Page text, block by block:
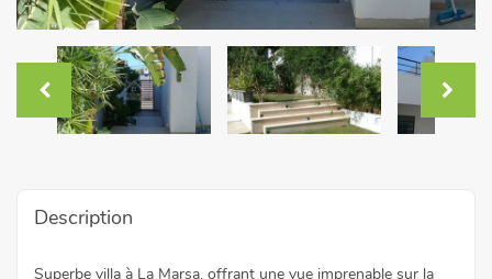
Description
Superbe villa à La Marsa, offrant une vue imprenable sur la